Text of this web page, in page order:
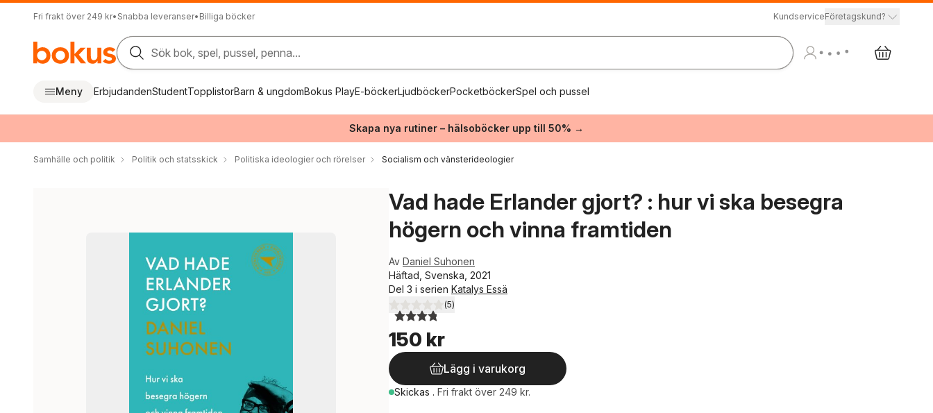
Fri frakt över 249 kr• Snabba leveranser• Billiga böcker KundserviceFöretagskund?
Sök bok, spel, pussel, penna...
Meny ErbjudandenStudentTopplistorBarn & ungdomBokus PlayE-böckerLjudböckerPocketböckerSpel och pussel
Skapa nya rutiner – hälsoböcker upp till 50% →
Samhälle och politik Politik och statsskick Politiska ideologier och rörelser Socialism och vänsterideologier
Vad hade Erlander gjort? : hur vi ska besegra
högern och vinna framtiden
Av Daniel Suhonen
Häftad, Svenska, 2021
Del 3 i serien Katalys Essä
3,8utav 5 stjärnor. Totalt antal röster:
(5)
150 kr
Lägg i varukorg
Skickas . Fri frakt över 249 kr.